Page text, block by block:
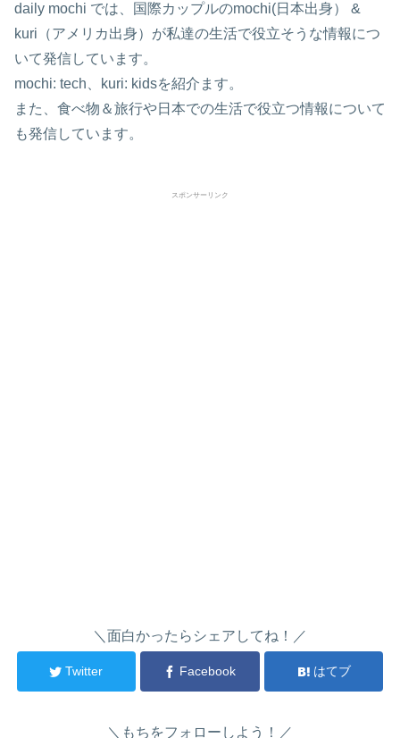
daily mochi では、国際カップルのmochi(日本出身） &
kuri（アメリカ出身）が私達の生活で役立そうな情報につ
いて発信しています。
mochi: tech、kuri: kidsを紹介ます。
また、食べ物＆旅行や日本での生活で役立つ情報について
も発信しています。
スポンサーリンク
＼面白かったらシェアしてね！／
Twitter Facebook はてブ
＼もちをフォローしよう！／